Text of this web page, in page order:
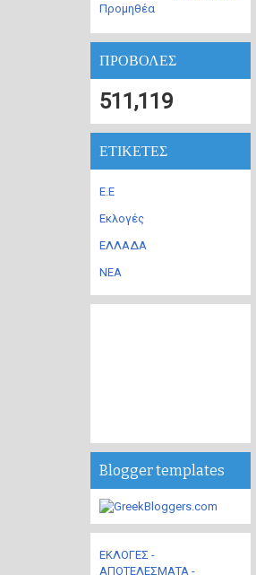
Προμηθέα
ΠΡΟΒΟΛΕΣ
511,119
ΕΤΙΚΕΤΕΣ
Ε.Ε
Εκλογές
ΕΛΛΑΔΑ
ΝΕΑ
Blogger templates
ΕΚΛΟΓΕΣ -
ΑΠΟΤΕΛΕΣΜΑΤΑ -